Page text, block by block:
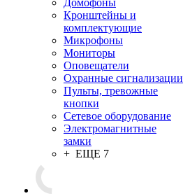
Домофоны
Кронштейны и
комплектующие
Микрофоны
Мониторы
Оповещатели
Охранные сигнализации
Пульты, тревожные
кнопки
Сетевое оборудование
Электромагнитные
замки
+ ЕЩЕ 7